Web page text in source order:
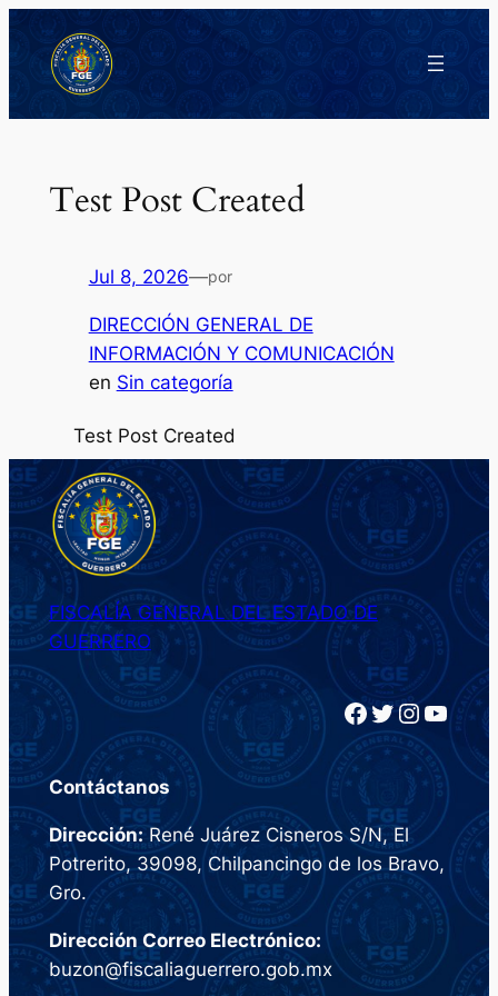
Saltar
al
contenido
Test Post Created
Jul 8, 2026—por
DIRECCIÓN GENERAL DE
INFORMACIÓN Y COMUNICACIÓN
en Sin categoría
Test Post Created
FISCALÍA GENERAL DEL ESTADO DE
GUERRERO
Facebook Twitter InstagramYouTube
Contáctanos
Dirección: René Juárez Cisneros S/N, El
Potrerito, 39098, Chilpancingo de los Bravo,
Gro.
Dirección Correo Electrónico:
buzon@fiscaliaguerrero.gob.mx